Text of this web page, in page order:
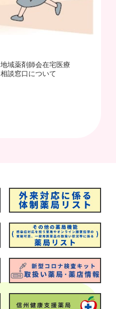
地域薬剤師会在宅医療
相談窓口について